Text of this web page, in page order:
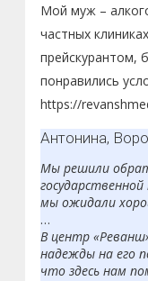
Мой муж –
частных
прейскурантом,
понравились
https://
Антонина,
Мы решили
мы ожидали
В центр
надежды на его
что здесь нам